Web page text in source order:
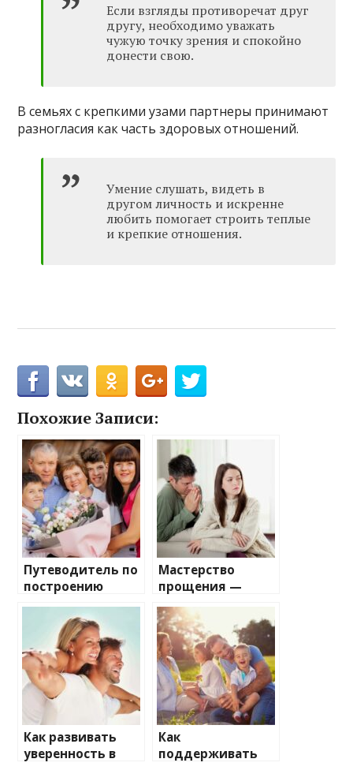
Если взгляды противоречат друг
другу, необходимо уважать
чужую точку зрения и спокойно
донести свою.
В семьях с крепкими узами партнеры принимают
разногласия как часть здоровых отношений.
Умение слушать, видеть в
другом личность и искренне
любить помогает строить теплые
и крепкие отношения.
Похожие Записи:
Путеводитель по
построению
нерушимого
семейного союза
Мастерство
прощения —
руководство для
гармоничных
отношений
Как развивать
уверенность в
Как
поддерживать